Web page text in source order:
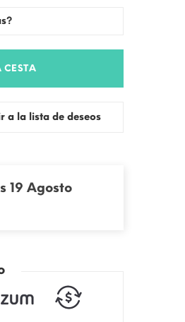
CESTA
a la lista de deseos
19 Agosto